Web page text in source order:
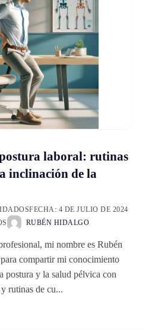
laboral: rutinas
inclinación de la
FECHA: 4 DE JULIO DE 2024
RUBÉN HIDALGO
mi nombre es Rubén
compartir mi conocimiento
postura y la salud pélvica con
rutinas de cu...